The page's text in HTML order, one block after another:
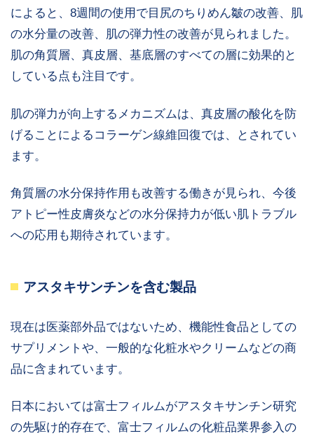
によると、8週間の使用で目尻のちりめん皺の改善、肌
の水分量の改善、肌の弾力性の改善が見られました。
肌の角質層、真皮層、基底層のすべての層に効果的と
している点も注目です。
肌の弾力が向上するメカニズムは、真皮層の酸化を防
げることによるコラーゲン線維回復では、とされてい
ます。
角質層の水分保持作用も改善する働きが見られ、今後
アトピー性皮膚炎などの水分保持力が低い肌トラブル
への応用も期待されています。
アスタキサンチンを含む製品
現在は医薬部外品ではないため、機能性食品としての
サプリメントや、一般的な化粧水やクリームなどの商
品に含まれています。
日本においては富士フィルムがアスタキサンチン研究
の先駆け的存在で、富士フィルムの化粧品業界参入の